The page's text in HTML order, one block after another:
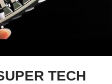
TECH